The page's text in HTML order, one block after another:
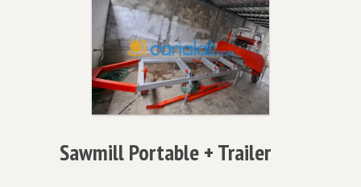
Sawmill Portable + Trailer